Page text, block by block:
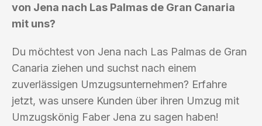
von Jena nach Las Palmas de Gran Canaria
mit uns?
Du möchtest von Jena nach Las Palmas de Gran
Canaria ziehen und suchst nach einem
zuverlässigen Umzugsunternehmen? Erfahre
jetzt, was unsere Kunden über ihren Umzug mit
Umzugskönig Faber Jena zu sagen haben!